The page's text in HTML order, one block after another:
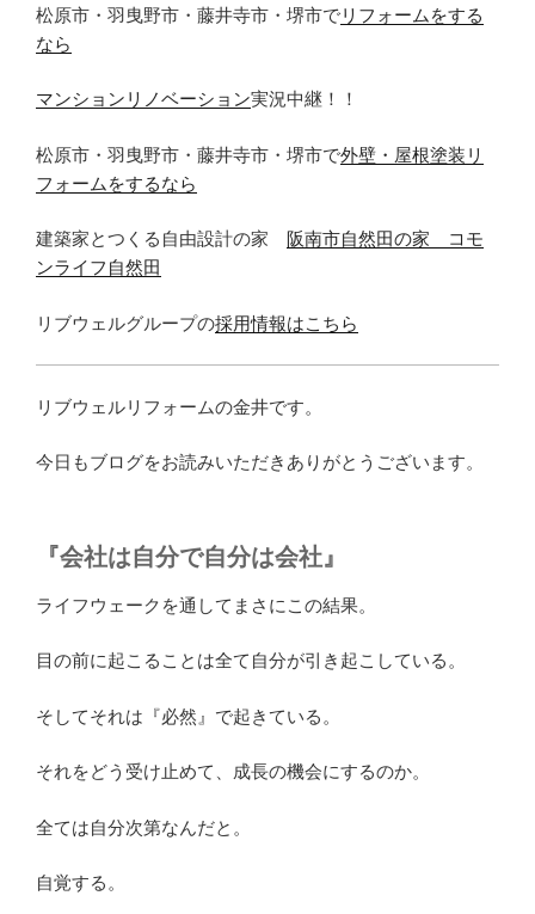
松原市・羽曳野市・藤井寺市・堺市でリフォームをする
なら
マンションリノベーション実況中継！！
松原市・羽曳野市・藤井寺市・堺市で外壁・屋根塗装リ
フォームをするなら
建築家とつくる自由設計の家 阪南市自然田の家 コモ
ンライフ自然田
リブウェルグループの採用情報はこちら
リブウェルリフォームの金井です。
今日もブログをお読みいただきありがとうございます。
『会社は自分で自分は会社』
ライフウェークを通してまさにこの結果。
目の前に起こることは全て自分が引き起こしている。
そしてそれは『必然』で起きている。
それをどう受け止めて、成長の機会にするのか。
全ては自分次第なんだと。
自覚する。